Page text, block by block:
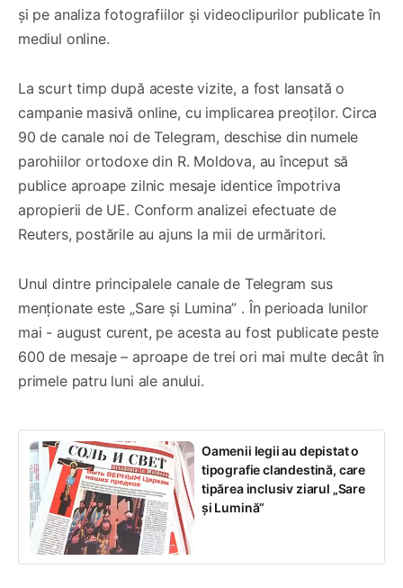
și pe analiza fotografiilor și videoclipurilor publicate în
mediul online.
La scurt timp după aceste vizite, a fost lansată o
campanie masivă online, cu implicarea preoților. Circa
90 de canale noi de Telegram, deschise din numele
parohiilor ortodoxe din R. Moldova, au început să
publice aproape zilnic mesaje identice împotriva
apropierii de UE. Conform analizei efectuate de
Reuters, postările au ajuns la mii de urmăritori.
Unul dintre principalele canale de Telegram sus
menționate este „Sare și Lumina” . În perioada lunilor
mai - august curent, pe acesta au fost publicate peste
600 de mesaje – aproape de trei ori mai multe decât în
primele patru luni ale anului.
Oamenii legii au depistat o
tipografie clandestină, care
tipărea inclusiv ziarul „Sare
și Lumină”